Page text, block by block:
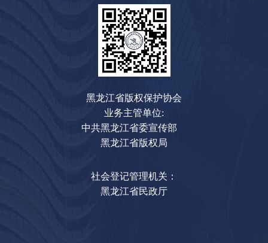
黑龙江省版权保护协会
业务主管单位:
中共黑龙江省委宣传部
黑龙江省版权局
社会登记管理机关：
黑龙江省民政厅